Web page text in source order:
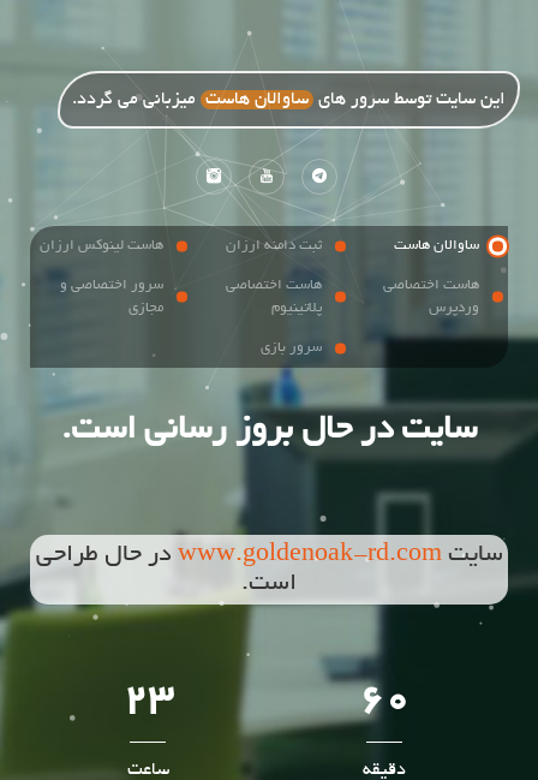
این سایت توسط سرور های ساوالان هاست میزبانی می گردد.
ساوالان هاست ثبت دامنه ارزان هاست لینوکس ارزان
هاست اختصاصی
وردپرس
هاست اختصاصی
پلاتینیوم
سرور اختصاصی و
مجازی
سرور بازی
سایت در حال بروز رسانی است.
سایتwww.goldenoak-rd.com در حال طراحی
است.
23
ساعت
60
دقیقه